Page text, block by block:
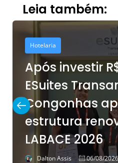
Leia também:
Hotelaria
Após investir
ESuites
Congonhas
estrutura
LABACE 2026
Dalton Assis 06/08/2026